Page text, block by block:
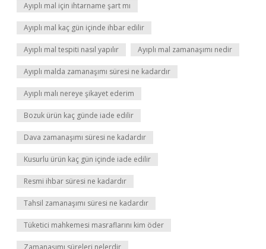
Ayıplı mal için ihtarname şart mı
Ayıplı mal kaç gün içinde ihbar edilir
Ayıplı mal tespiti nasıl yapılır Ayıplı mal zamanaşımı nedir
Ayıplı malda zamanaşımı süresi ne kadardır
Ayıplı malı nereye şikayet ederim
Bozuk ürün kaç günde iade edilir
Dava zamanaşımı süresi ne kadardır
Kusurlu ürün kaç gün içinde iade edilir
Resmi ihbar süresi ne kadardır
Tahsil zamanaşımı süresi ne kadardır
Tüketici mahkemesi masraflarını kim öder
Zamanaşımı süreleri nelerdir